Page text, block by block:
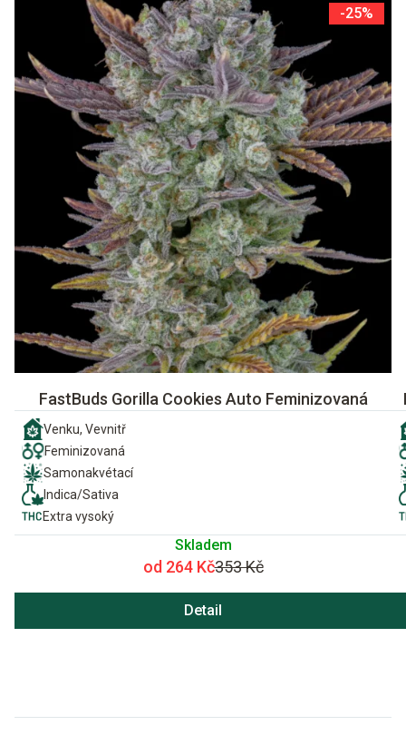
-25%
FastBuds Gorilla Cookies Auto Feminizovaná
Venku, Vevnitř
Feminizovaná
Samonakvétací
Indica/Sativa
Extra vysoký
Skladem
od 264 Kč353 Kč
Detail